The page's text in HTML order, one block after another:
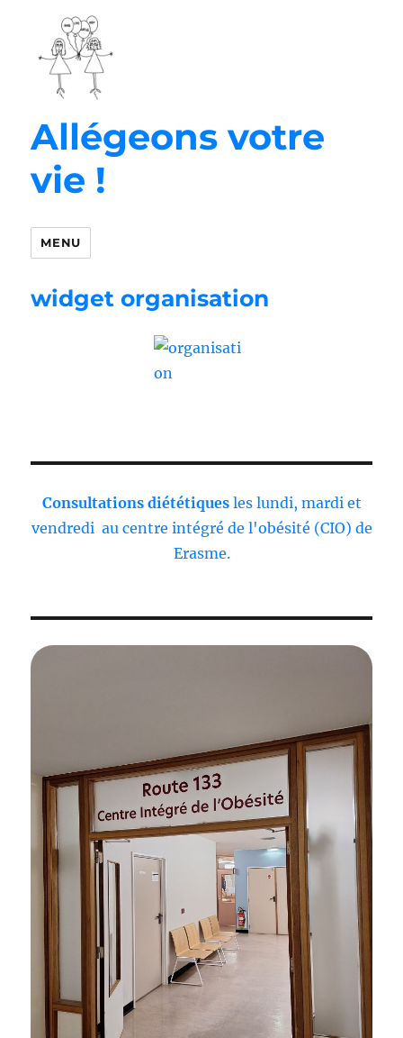
Allégeons votre
vie !
MENU
widget organisation
Consultations diététiquesles lundi, mardi et
vendredi au centre intégré de l'obésité (CIO) de
Erasme.